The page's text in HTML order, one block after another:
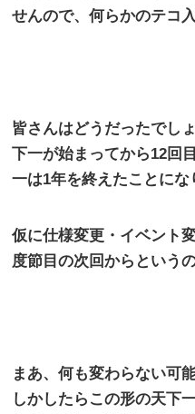
せんので、何らかのテコ
皆さんはどうだったでし
下一が始まってから12回
一は1年を終えたことにな
仮に仕様変更・イベント
度節目の次回からという
まあ、何も変わらない可
しかしたらこの形の天下